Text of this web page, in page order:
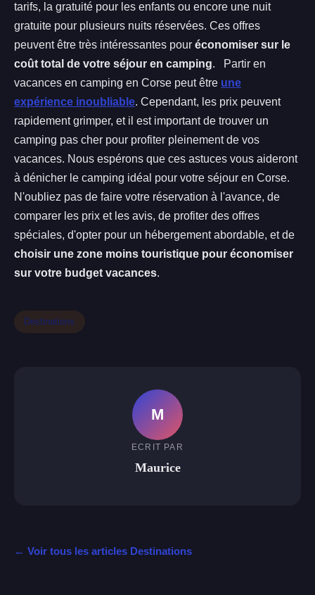
tarifs, la gratuité pour les enfants ou encore une nuit
gratuite pour plusieurs nuits réservées. Ces offres
peuvent être très intéressantes pour économiser sur le
coût total de votre séjour en camping. Partir en
vacances en camping en Corse peut être une
expérience inoubliable. Cependant, les prix peuvent
rapidement grimper, et il est important de trouver un
camping pas cher pour profiter pleinement de vos
vacances. Nous espérons que ces astuces vous aideront
à dénicher le camping idéal pour votre séjour en Corse.
N'oubliez pas de faire votre réservation à l'avance, de
comparer les prix et les avis, de profiter des offres
spéciales, d'opter pour un hébergement abordable, et de
choisir une zone moins touristique pour économiser
sur votre budget vacances.
Destinations
M
ECRIT PAR
Maurice
← Voir tous les articles Destinations